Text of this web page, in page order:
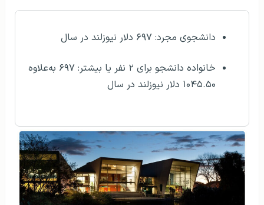
دانشجوی مجرد: ۶۹۷ دلار نیوزلند در سال
خانواده دانشجو برای ۲ نفر یا بیشتر: ۶۹۷ به‌علاوه
۱۰۴۵.۵۰ دلار نیوزلند در سال